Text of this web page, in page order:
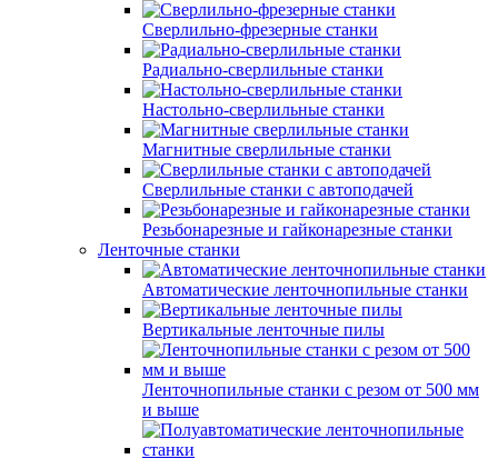
Сверлильно-фрезерные станки
Радиально-сверлильные станки
Настольно-сверлильные станки
Магнитные сверлильные станки
Сверлильные станки с автоподачей
Резьбонарезные и гайконарезные станки
Ленточные станки
Автоматические ленточнопильные станки
Вертикальные ленточные пилы
Ленточнопильные станки с резом от 500 мм
и выше